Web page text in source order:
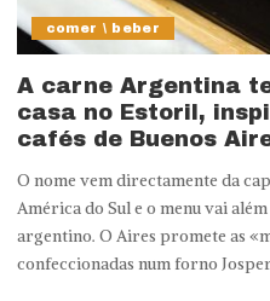
comer \ beber
A carne Argentina
casa no Estoril,
cafés de Buenos
O nome vem directamente da
América do Sul e o menu vai
argentino. O Aires promete as
confeccionadas num forno